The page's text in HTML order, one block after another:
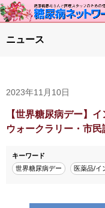
談話室BBS
糖尿病のきほん
特集・連載
腎臓の健康道
インスリンポンプ
ニュース
2023年11月10日
【世界糖尿病デー】
ウォークラリー・市
キーワード
世界糖尿病デー
医薬品/イ